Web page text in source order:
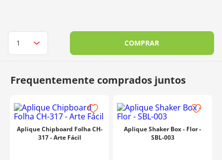
COMPRAR
Aplique Chipboard Folha CH-
317 - Arte Fácil
Aplique Shaker Box - Flor -
SBL-003
9
10º charme
charme